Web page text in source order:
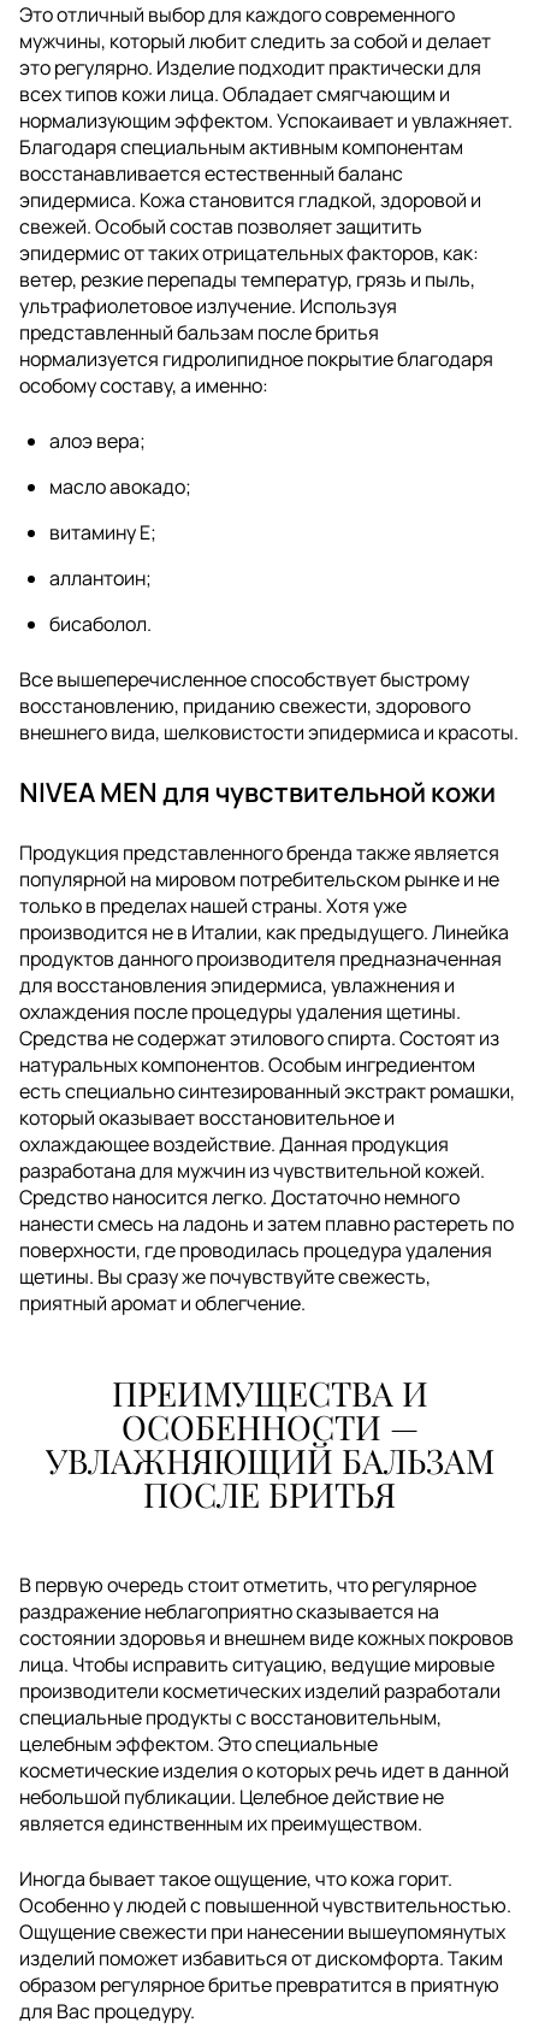
Это отличный выбор для каждого современного
мужчины, который любит следить за собой и делает
это регулярно. Изделие подходит практически для
всех типов кожи лица. Обладает смягчающим и
нормализующим эффектом. Успокаивает и увлажняет.
Благодаря специальным активным компонентам
восстанавливается естественный баланс
эпидермиса. Кожа становится гладкой, здоровой и
свежей. Особый состав позволяет защитить
эпидермис от таких отрицательных факторов, как:
ветер, резкие перепады температур, грязь и пыль,
ультрафиолетовое излучение. Используя
представленный бальзам после бритья
нормализуется гидролипидное покрытие благодаря
особому составу, а именно:
алоэ вера;
масло авокадо;
витамину Е;
аллантоин;
бисаболол.
Все вышеперечисленное способствует быстрому
восстановлению, приданию свежести, здорового
внешнего вида, шелковистости эпидермиса и красоты.
NIVEA MEN для чувствительной кожи
Продукция представленного бренда также является
популярной на мировом потребительском рынке и не
только в пределах нашей страны. Хотя уже
производится не в Италии, как предыдущего. Линейка
продуктов данного производителя предназначенная
для восстановления эпидермиса, увлажнения и
охлаждения после процедуры удаления щетины.
Средства не содержат этилового спирта. Состоят из
натуральных компонентов. Особым ингредиентом
есть специально синтезированный экстракт ромашки,
который оказывает восстановительное и
охлаждающее воздействие. Данная продукция
разработана для мужчин из чувствительной кожей.
Средство наносится легко. Достаточно немного
нанести смесь на ладонь и затем плавно растереть по
поверхности, где проводилась процедура удаления
щетины. Вы сразу же почувствуйте свежесть,
приятный аромат и облегчение.
ПРЕИМУЩЕСТВА И
ОСОБЕННОСТИ —
УВЛАЖНЯЮЩИЙ БАЛЬЗАМ
ПОСЛЕ БРИТЬЯ
В первую очередь стоит отметить, что регулярное
раздражение неблагоприятно сказывается на
состоянии здоровья и внешнем виде кожных покровов
лица. Чтобы исправить ситуацию, ведущие мировые
производители косметических изделий разработали
специальные продукты с восстановительным,
целебным эффектом. Это специальные
косметические изделия о которых речь идет в данной
небольшой публикации. Целебное действие не
является единственным их преимуществом.
Иногда бывает такое ощущение, что кожа горит.
Особенно у людей с повышенной чувствительностью.
Ощущение свежести при нанесении вышеупомянутых
изделий поможет избавиться от дискомфорта. Таким
образом регулярное бритье превратится в приятную
для Вас процедуру.